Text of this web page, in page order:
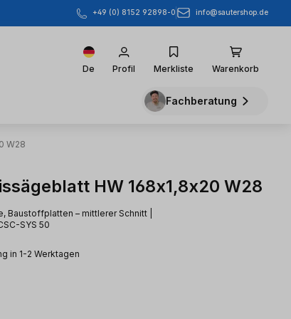
+49 (0) 8152 92898-0 info@sautershop.de
De Profil Merkliste Warenkorb
Fachberatung
W28
HW 168x1,8x20 W28
Baustoffplatten – mittlerer Schnitt |
SYS 50
in 1-2 Werktagen